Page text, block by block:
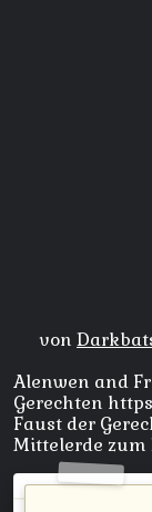
von
Alenwen and
Gerechten
Faust der
Mittelerde zum